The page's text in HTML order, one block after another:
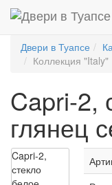
Двери в Туапсе
Коллекция "Italy"
Capri-2,
глянец
Capri-2,
стекло